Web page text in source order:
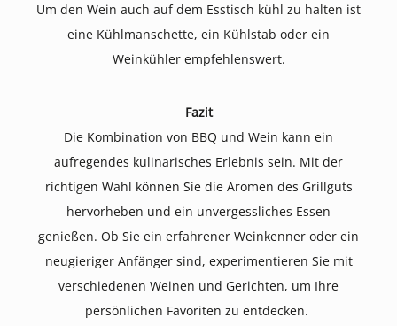
Um den Wein auch auf dem Esstisch kühl zu halten ist
eine Kühlmanschette, ein Kühlstab oder ein
Weinkühler empfehlenswert.
Fazit
Die Kombination von BBQ und Wein kann ein
aufregendes kulinarisches Erlebnis sein. Mit der
richtigen Wahl können Sie die Aromen des Grillguts
hervorheben und ein unvergessliches Essen
genießen. Ob Sie ein erfahrener Weinkenner oder ein
neugieriger Anfänger sind, experimentieren Sie mit
verschiedenen Weinen und Gerichten, um Ihre
persönlichen Favoriten zu entdecken.